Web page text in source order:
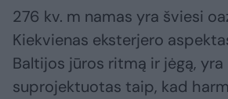
276 kv. m namas yra šviesi
Kiekvienas eksterjero
Baltijos jūros ritmą ir jėgą,
suprojektuotas taip, kad